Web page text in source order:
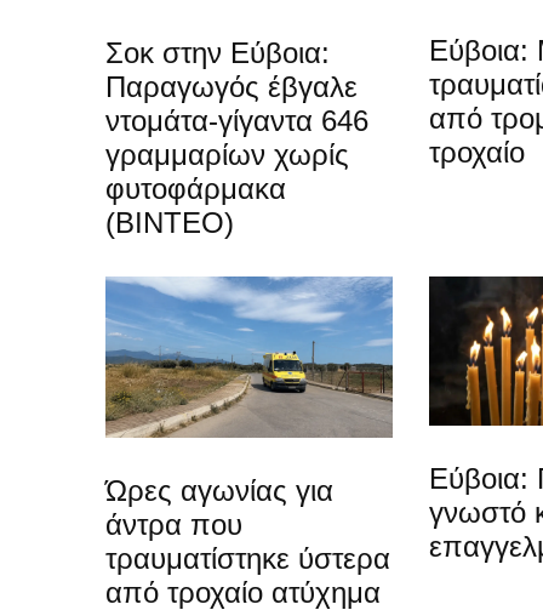
Σοκ στην Εύβοια:
Παραγωγός έβγαλε
ντομάτα-γίγαντα 646
γραμμαρίων χωρίς
φυτοφάρμακα
(ΒΙΝΤΕΟ)
Εύβοια:
από
τροχαίο
Ώρες αγωνίας για
άντρα που
τραυματίστηκε ύστερα
από τροχαίο ατύχημα
Εύβοια:
γνωστό